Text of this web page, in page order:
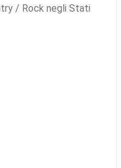
/ Rock negli Stati